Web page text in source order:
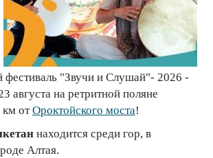
фестиваль "Звучи и Слушай"- 2026 -
августа на ретритной поляне
км отОроктойского моста!
находится среди гор, в
Алтая.